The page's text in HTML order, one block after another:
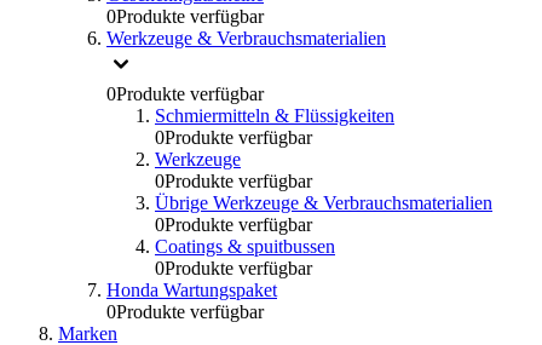
0Produkte verfügbar
Werkzeuge & Verbrauchsmaterialien
0Produkte verfügbar
Schmiermitteln & Flüssigkeiten
0Produkte verfügbar
Werkzeuge
0Produkte verfügbar
Übrige Werkzeuge & Verbrauchsmaterialien
0Produkte verfügbar
Coatings & spuitbussen
0Produkte verfügbar
Honda Wartungspaket
0Produkte verfügbar
Marken